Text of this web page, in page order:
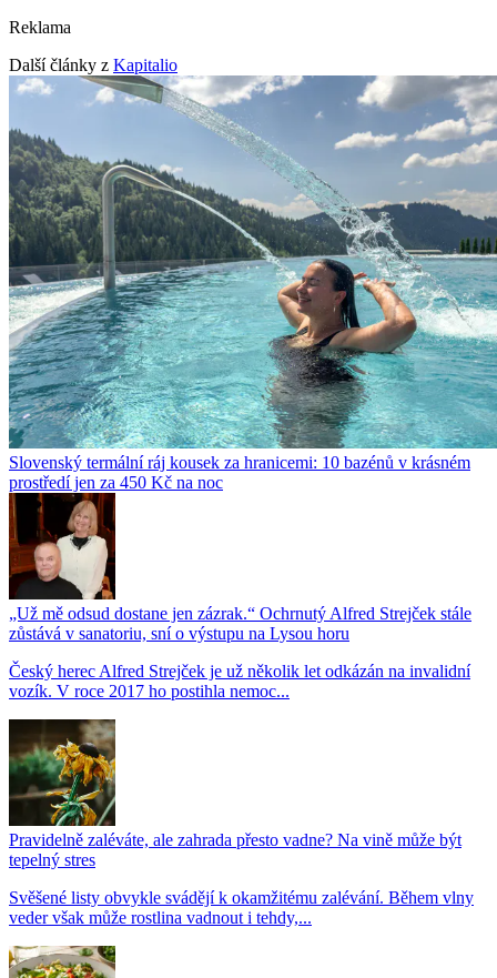
Reklama
Další články z Kapitalio
Slovenský termální ráj kousek za hranicemi: 10 bazénů v krásném
prostředí jen za 450 Kč na noc
„Už mě odsud dostane jen zázrak.“ Ochrnutý Alfred Strejček stále
zůstává v sanatoriu, sní o výstupu na Lysou horu
Český herec Alfred Strejček je už několik let odkázán na invalidní
vozík. V roce 2017 ho postihla nemoc...
Pravidelně zaléváte, ale zahrada přesto vadne? Na vině může být
tepelný stres
Svěšené listy obvykle svádějí k okamžitému zalévání. Během vlny
veder však může rostlina vadnout i tehdy,...